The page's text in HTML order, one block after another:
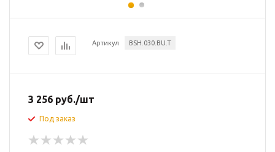
Артикул BSH.030.BU.T
3 256 руб./шт
Под заказ